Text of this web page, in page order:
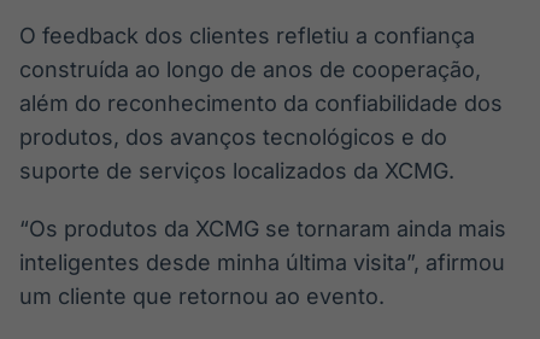
O feedback dos clientes refletiu a confiança
construída ao longo de anos de cooperação,
além do reconhecimento da confiabilidade dos
produtos, dos avanços tecnológicos e do
suporte de serviços localizados da XCMG.
“Os produtos da XCMG se tornaram ainda mais
inteligentes desde minha última visita”, afirmou
um cliente que retornou ao evento.